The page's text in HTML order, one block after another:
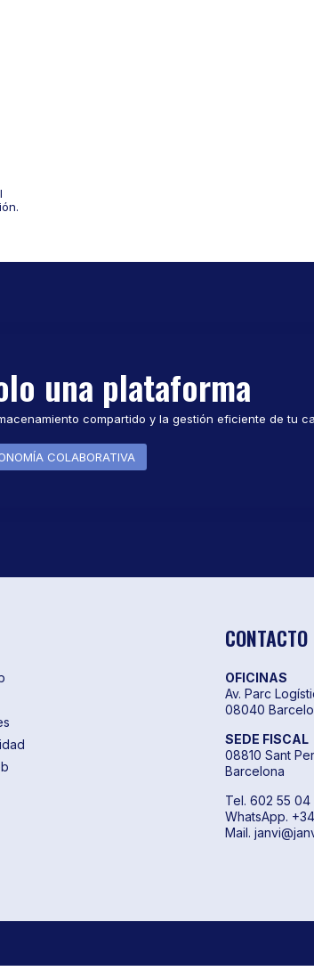
una plataforma
compartido y la gestión eficiente de tu
COLABORATIVA
CONTACTO
OFICINAS
Av. Parc
08040
SEDE FISCAL
08810 Sant
Barcelona
Tel. 602 55 04
WhatsApp.
Mail.